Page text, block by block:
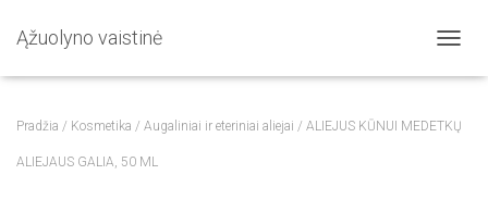
Ąžuolyno vaistinė
O
Pradžia / Kosmetika / Augaliniai ir eteriniai aliejai / ALIEJUS KŪNUI MEDETKŲ
ALIEJAUS GALIA, 50 ML